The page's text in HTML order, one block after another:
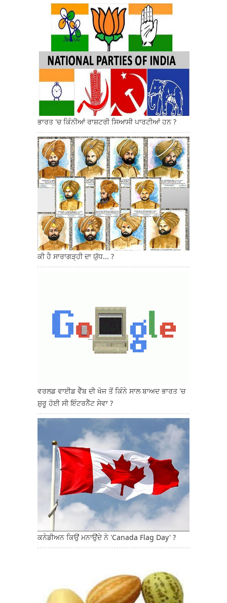
ਭਾਰਤ 'ਚ ਕਿੰਨੀਆਂ ਰਾਸ਼ਟਰੀ ਸਿਆਸੀ ਪਾਰਟੀਆਂ ਹਨ ?
ਕੀ ਹੈ ਸਾਰਾਗੜ੍ਹੀ ਦਾ ਯੁੱਧ... ?
ਵਰਲਡ ਵਾਈਡ ਵੈੱਬ ਦੀ ਖੋਜ ਤੋਂ ਕਿੰਨੇ ਸਾਲ ਬਾਅਦ ਭਾਰਤ 'ਚ
ਸ਼ੁਰੂ ਹੋਈ ਸੀ ਇੰਟਰਨੈੱਟ ਸੇਵਾ ?
ਕਨੇਡੀਅਨ ਕਿਉਂ ਮਨਾਉਂਦੇ ਨੇ 'Canada Flag Day' ?